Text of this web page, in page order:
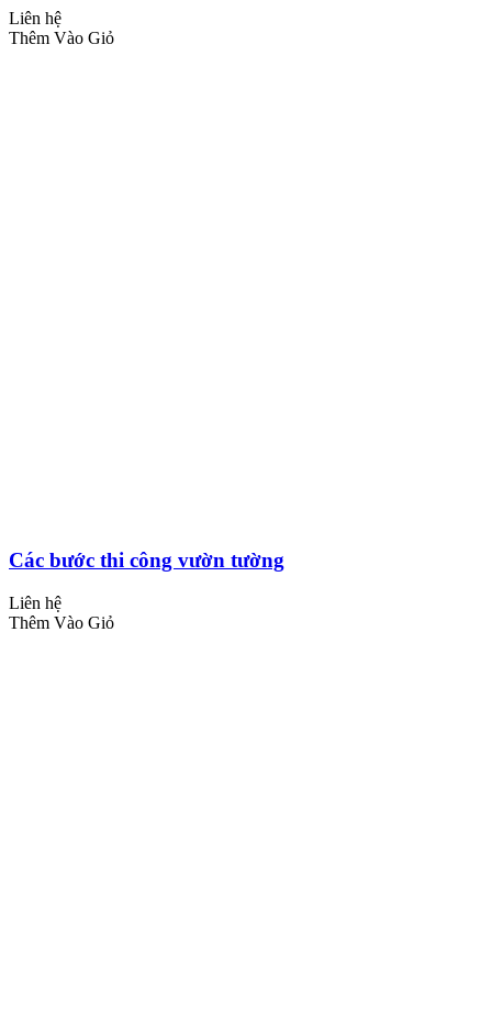
Liên hệ
Thêm Vào Giỏ
Các bước thi công vườn tường
Liên hệ
Thêm Vào Giỏ